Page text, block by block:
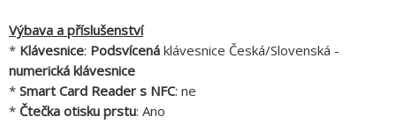
Výbava a příslušenství
* Klávesnice: Podsvícená klávesnice Česká/Slovenská -
numerická klávesnice
* Smart Card Reader s NFC: ne
* Čtečka otisku prstu: Ano